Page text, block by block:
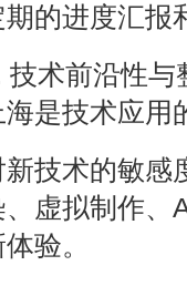
期的进度汇报
技术前沿性与
海是技术应
新技术的敏感
、虚拟制作、
验。